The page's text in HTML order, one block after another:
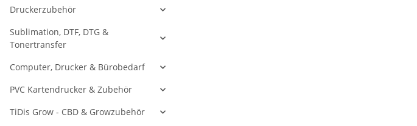
Druckerzubehör
Sublimation, DTF, DTG &
Tonertransfer
Computer, Drucker & Bürobedarf
PVC Kartendrucker & Zubehör
TiDis Grow - CBD & Growzubehör